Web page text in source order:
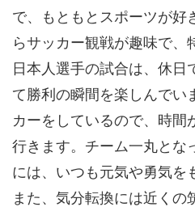
で、もともとスポーツが好
らサッカー観戦が趣味で、
日本人選手の試合は、休日
て勝利の瞬間を楽しんでい
カーをしているので、時間
行きます。チーム一丸とな
には、いつも元気や勇気を
また、気分転換には近くの